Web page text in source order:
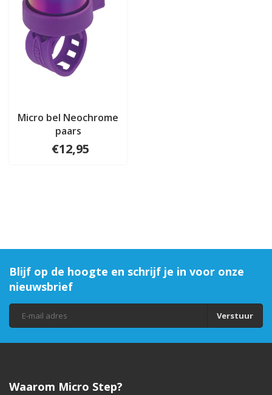
Micro bel Neochrome
paars
€12,95
Blijf op de hoogte en schrijf je in voor onze
nieuwsbrief
Verstuur
Waarom Micro Step?